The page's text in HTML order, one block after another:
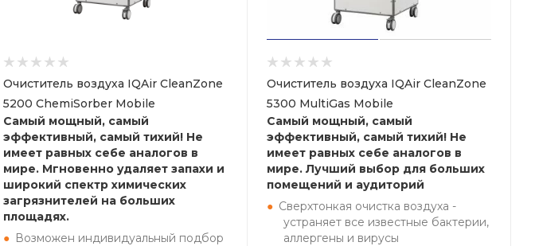
Очиститель воздуха IQAir CleanZone
5200 ChemiSorber Mobile
Самый мощный, самый
эффективный, самый тихий! Не
имеет равных себе аналогов в
мире. Мгновенно удаляет запахи и
широкий спектр химических
загрязнителей на больших
площадях.
Возможен индивидуальный подбор
Очиститель воздуха IQAir CleanZone
5300 MultiGas Mobile
Самый мощный, самый
эффективный, самый тихий! Не
имеет равных себе аналогов в
мире. Лучший выбор для больших
помещений и аудиторий
Сверхтонкая очистка воздуха -
устраняет все известные бактерии,
аллергены и вирусы